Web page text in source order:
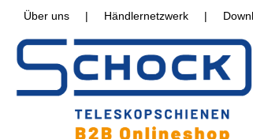
Über uns | Händlernetzwerk |